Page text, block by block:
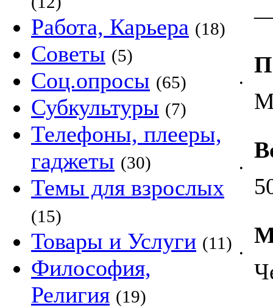
Работа, Карьера (18)
Советы (5)
Соц.опросы (65)
Субкультуры (7)
Телефоны, плееры,
гаджеты (30)
Темы для взрослых
(15)
Товары и Услуги (11)
Философия,
Религия (19)
•
•
•